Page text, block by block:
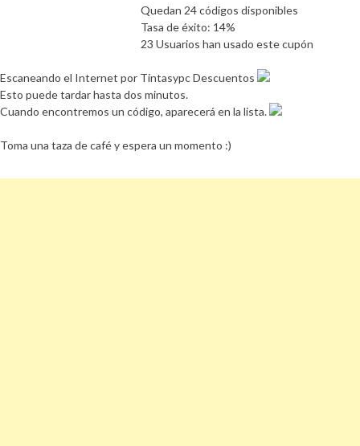
Quedan 24 códigos disponibles
Tasa de éxito: 14%
23 Usuarios han usado este cupón
Escaneando el Internet por Tintasypc Descuentos
Esto puede tardar hasta dos minutos.
Cuando encontremos un código, aparecerá en la lista.
Toma una taza de café y espera un momento :)